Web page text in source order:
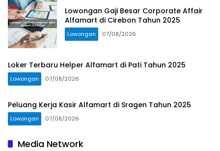
Lowongan Gaji Besar Corporate Affair
Alfamart di Cirebon Tahun 2025
Lowongan 07/08/2026
Loker Terbaru Helper Alfamart di Pati Tahun 2025
Lowongan 07/08/2026
Peluang Kerja Kasir Alfamart di Sragen Tahun 2025
Lowongan 07/08/2026
Media Network